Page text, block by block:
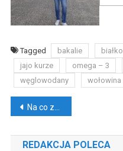
Tagged bakalie białko
jajo kurze
omega – 3
węglowodany
wołowina
Nawigacja
wpisu
Na co zwrócić uwagę, gdy planujemy wesele? Opinie, oferty oraz koszty
REDAKCJA POLECA